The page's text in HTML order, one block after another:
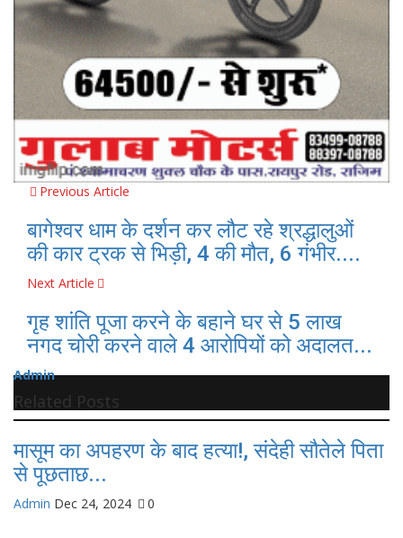
Previous Article
बागेश्वर धाम के दर्शन कर लौट रहे श्रद्धालुओं
की कार ट्रक से भिड़ी, 4 की मौत, 6 गंभीर....
Next Article
गृह शांति पूजा करने के बहाने घर से 5 लाख
नगद चोरी करने वाले 4 आरोपियों को अदालत...
Admin
Related Posts
मासूम का अपहरण के बाद हत्या!, संदेही सौतेले पिता
से पूछताछ...
Admin Dec 24, 2024 0